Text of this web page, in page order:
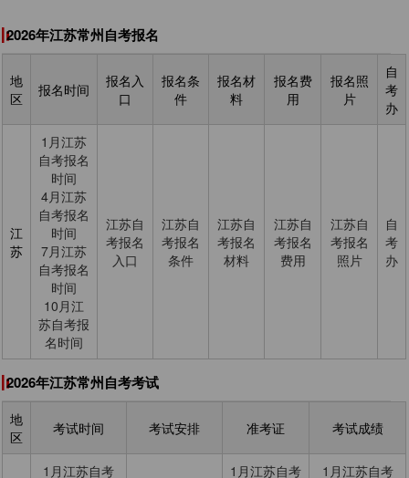
2026年江苏常州自考报名
地
区
报名时间
报名入
口
报名条
件
报名材
料
报名费
用
报名照
片
自
考
办
江
苏
1月江苏
自考报名
时间
4月江苏
自考报名
时间
7月江苏
自考报名
时间
10月江
苏自考报
名时间
江苏自
考报名
入口
江苏自
考报名
条件
江苏自
考报名
材料
江苏自
考报名
费用
江苏自
考报名
照片
自
考
办
2026年江苏常州自考考试
地
区
考试时间 考试安排 准考证 考试成绩
1月江苏自考
1月江苏自考
1月江苏自考